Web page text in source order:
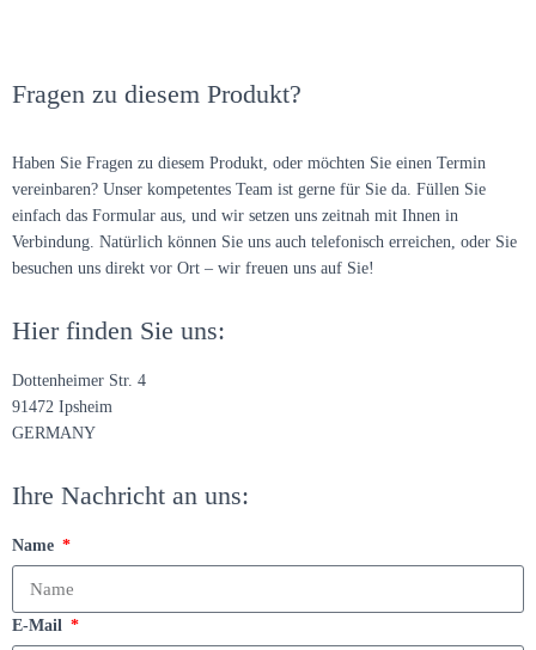
Fragen zu diesem Produkt?
Haben Sie Fragen zu diesem Produkt, oder möchten Sie einen Termin
vereinbaren? Unser kompetentes Team ist gerne für Sie da. Füllen Sie
einfach das Formular aus, und wir setzen uns zeitnah mit Ihnen in
Verbindung. Natürlich können Sie uns auch telefonisch erreichen, oder Sie
besuchen uns direkt vor Ort – wir freuen uns auf Sie!
Hier finden Sie uns:
Dottenheimer Str. 4
91472 Ipsheim
GERMANY
Ihre Nachricht an uns:
Name
E-Mail